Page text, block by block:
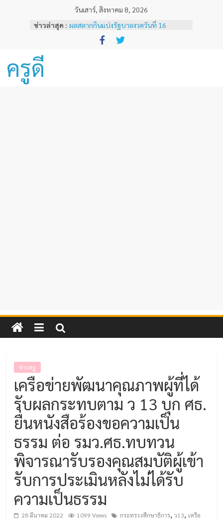
วันเสาร์, สิงหาคม 8, 2026
ข่าวล่าสุด : ผลสลากกินแบ่งรัฐบาลงวดวันที่ 16
พฤศจิกายน 2567
ผลสลากกินแบ่งรัฐบาลงวดวันที่ 1
ครูดี
ข่าวครู
เครือข่ายพัฒนาคุณภาพผู้ที่ได้
รับผลกระทบตาม ว 13 บุก ศธ.
ยื่นหนังสือร้องขอความเป็น
ธรรม ต่อ รมว.ศธ.ทบทวน
พิจารณารับรองคุณสมบัติผู้เข้า
รับการประเมินหลังไม่ได้รับ
ความเป็นธรรม
28 มีนาคม 2022 1099 Views กระทรวงศึกษาธิการ,ว13, เครือ